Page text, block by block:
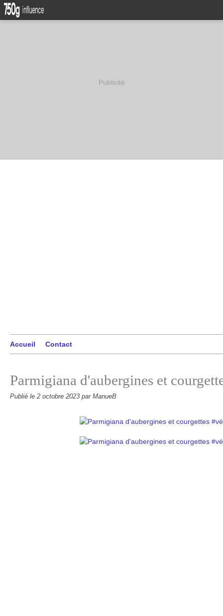
Publicité
Accueil Contact
Parmigiana d'aubergines et
Publié le 2 octobre 2023 par ManueB